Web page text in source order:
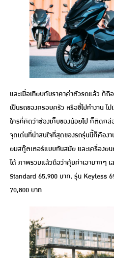
และเมื่อเทียบกับราคาค่าตัวรถแล้ว ก็ถื
เป็นรถของครอบครัว หรือขี่ไปทำงาน
ใครที่คิดว่าช่องเก็บของน้อยไป ก็ติดกล่
จุดเด่นที่น่าสนใจท่ีสุดของรถรุ่นนี้ก็คือง
ยมสกู๊ตเตอร์แบบทันสมัย และเครื่องย
ได้ ภาพรวมแล้วถือว่าคุ้มค่าเอามากๆ
Standard 65,900 บาท, รุ่น Keyless
70,800 บาท